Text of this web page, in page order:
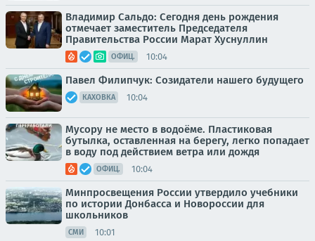
Владимир Сальдо: Сегодня день рождения
отмечает заместитель Председателя
Правительства России Марат Хуснуллин
ОФИЦ. 10:04
Павел Филипчук: Созидатели нашего будущего
КАХОВКА 10:04
Мусору не место в водоёме. Пластиковая
бутылка, оставленная на берегу, легко попадает
в воду под действием ветра или дождя
ОФИЦ. 10:04
Минпросвещения России утвердило учебники
по истории Донбасса и Новороссии для
школьников
СМИ 10:01